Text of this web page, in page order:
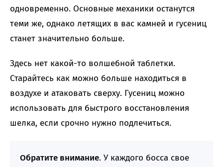
одновременно. Основные механики останутся
теми же, однако летящих в вас камней и гусениц
станет значительно больше.
Здесь нет какой-то волшебной таблетки.
Старайтесь как можно больше находиться в
воздухе и атаковать сверху. Гусениц можно
использовать для быстрого восстановления
шелка, если срочно нужно подлечиться.
Обратите внимание. У каждого босса свое